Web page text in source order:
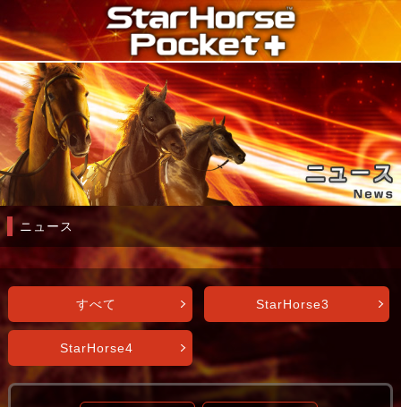
ニュース
すべて StarHorse3
StarHorse4